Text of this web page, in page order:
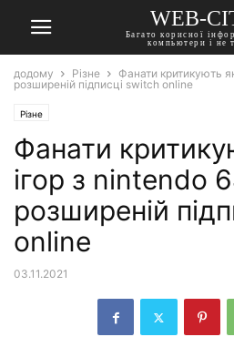
WEB-
Багато корисної
компьютери і не
додому Різне
Фанати критикують
розширеній підписці switch online
Різне
Фанати
ігор з nintendo
розширеній
online
03.11.2021